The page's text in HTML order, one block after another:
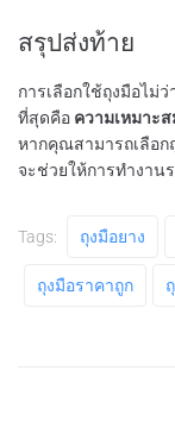
สรุปส่งท้าย
การเลือกใช้ถุงมือไม่
ที่สุดคือ ความเหมาะ
หากคุณสามารถเลือ
จะช่วยให้การทำงาน
Tags: ถุงมือยาง
ถุงมือราคาถูก